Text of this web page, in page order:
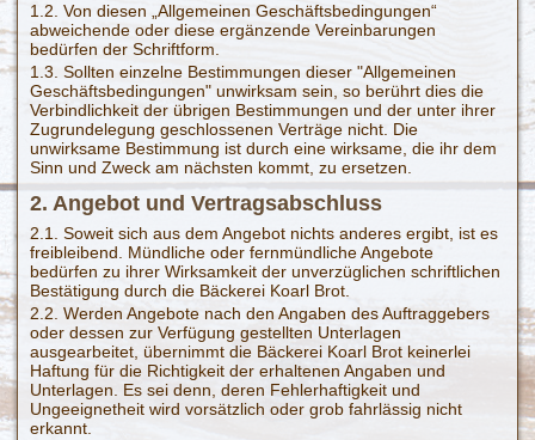
1.2. Von diesen „Allgemeinen Geschäftsbedingungen“
abweichende oder diese ergänzende Vereinbarungen
bedürfen der Schriftform.
1.3. Sollten einzelne Bestimmungen dieser "Allgemeinen
Geschäftsbedingungen" unwirksam sein, so berührt dies die
Verbindlichkeit der übrigen Bestimmungen und der unter ihrer
Zugrundelegung geschlossenen Verträge nicht. Die
unwirksame Bestimmung ist durch eine wirksame, die ihr dem
Sinn und Zweck am nächsten kommt, zu ersetzen.
2. Angebot und Vertragsabschluss
2.1. Soweit sich aus dem Angebot nichts anderes ergibt, ist es
freibleibend. Mündliche oder fernmündliche Angebote
bedürfen zu ihrer Wirksamkeit der unverzüglichen schriftlichen
Bestätigung durch die Bäckerei Koarl Brot.
2.2. Werden Angebote nach den Angaben des Auftraggebers
oder dessen zur Verfügung gestellten Unterlagen
ausgearbeitet, übernimmt die Bäckerei Koarl Brot keinerlei
Haftung für die Richtigkeit der erhaltenen Angaben und
Unterlagen. Es sei denn, deren Fehlerhaftigkeit und
Ungeeignetheit wird vorsätzlich oder grob fahrlässig nicht
erkannt.